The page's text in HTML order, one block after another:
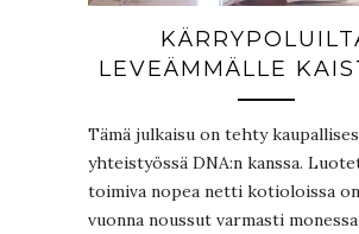
LEVEÄMMÄLLE
Tämä julkaisu on tehty
yhteistyössä DNA:n kanssa.
toimiva nopea netti kotioloissa
vuonna noussut varmasti monessa